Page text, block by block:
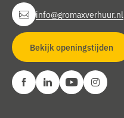
info@gromaxverhuur.nl
Bekijk openingstijden